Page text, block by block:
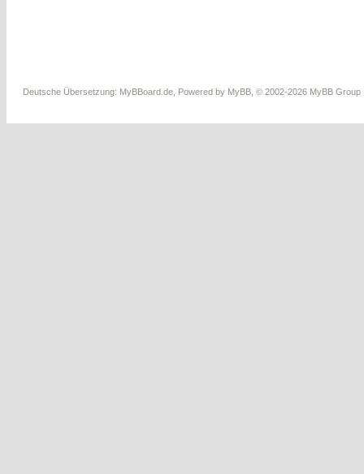
Deutsche Übersetzung: MyBBoard.de , Powered by MyBB , © 2002-2026 MyBB Group